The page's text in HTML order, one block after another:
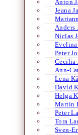
Anton
Jeana
Anders
Niclas
Evelina
Peter
Cecilia
Ann-
Lena
David
Helga
Martin
Peter
Tora
Sven-